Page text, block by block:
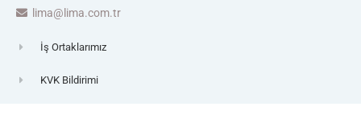
lima@lima.com.tr
İş Ortaklarımız
KVK Bildirimi